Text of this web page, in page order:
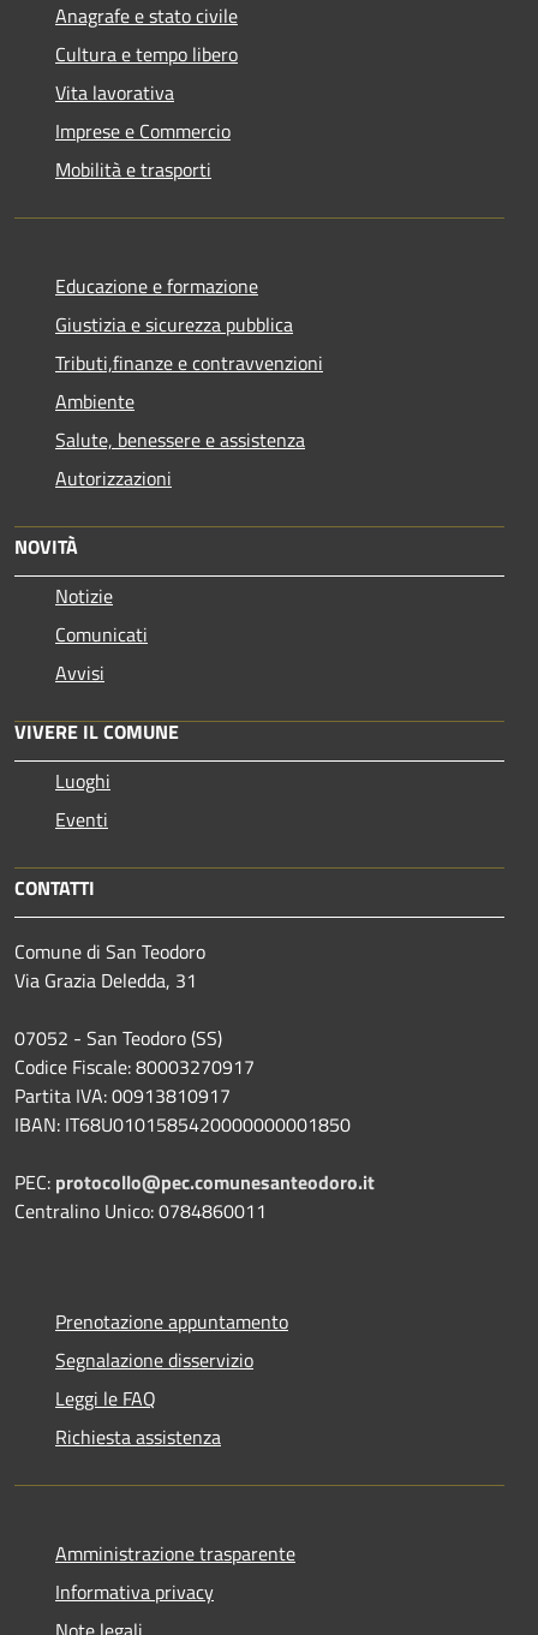
Anagrafe e stato civile
Cultura e tempo libero
Vita lavorativa
Imprese e Commercio
Mobilità e trasporti
Educazione e formazione
Giustizia e sicurezza pubblica
Tributi,finanze e contravvenzioni
Ambiente
Salute, benessere e assistenza
Autorizzazioni
NOVITÀ
Notizie
Comunicati
Avvisi
VIVERE IL COMUNE
Luoghi
Eventi
CONTATTI
Comune di San Teodoro
Via Grazia Deledda, 31
07052 - San Teodoro (SS)
Codice Fiscale: 80003270917
Partita IVA: 00913810917
IBAN: IT68U0101585420000000001850
PEC: protocollo@pec.comunesanteodoro.it
Centralino Unico: 0784860011
Prenotazione appuntamento
Segnalazione disservizio
Leggi le FAQ
Richiesta assistenza
Amministrazione trasparente
Informativa privacy